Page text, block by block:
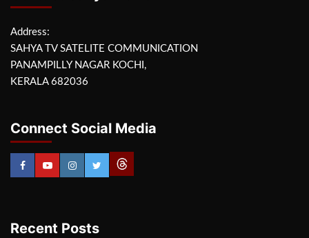
Address:
SAHYA TV SATELITE COMMUNICATION
PANAMPILLY NAGAR KOCHI,
KERALA 682036
Connect Social Media
Recent Posts